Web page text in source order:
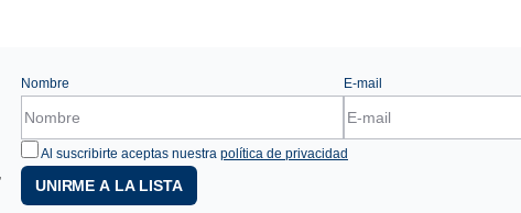
Nombre E-mail
Al suscribirte aceptas nuestra política de privacidad
UNIRME A LA LISTA